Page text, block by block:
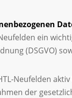
ein
(DSGVO)
Neufelden
der